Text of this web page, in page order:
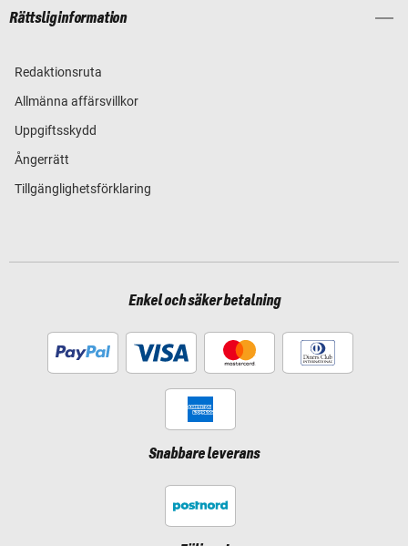
Rättslig information
Redaktionsruta
Allmänna affärsvillkor
Uppgiftsskydd
Ångerrätt
Tillgänglighetsförklaring
Enkel och säker betalning
Snabbare leverans